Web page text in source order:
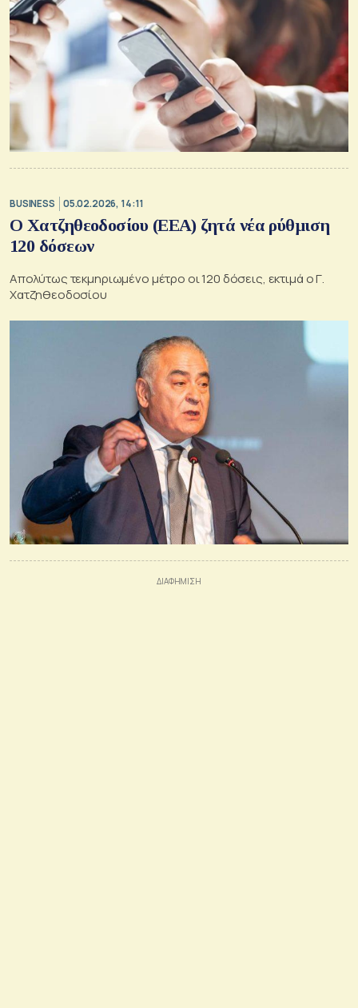
BUSINESS 05.02.2026, 14:11
Ο Χατζηθεοδοσίου (ΕΕΑ) ζητά νέα ρύθμιση
120 δόσεων
Απολύτως τεκμηριωμένο μέτρο οι 120 δόσεις, εκτιμά ο Γ.
Χατζηθεοδοσίου